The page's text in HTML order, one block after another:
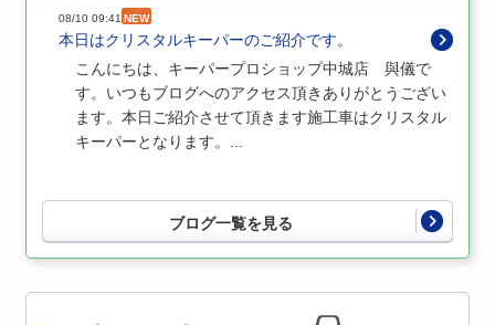
08/10 09:41 NEW
本日はクリスタルキーパーのご紹介です。
こんにちは、キーパープロショップ中城店 與儀で
す。いつもブログへのアクセス頂きありがとうござい
ます。本日ご紹介させて頂きます施工車はクリスタル
キーパーとなります。...
ブログ一覧を見る